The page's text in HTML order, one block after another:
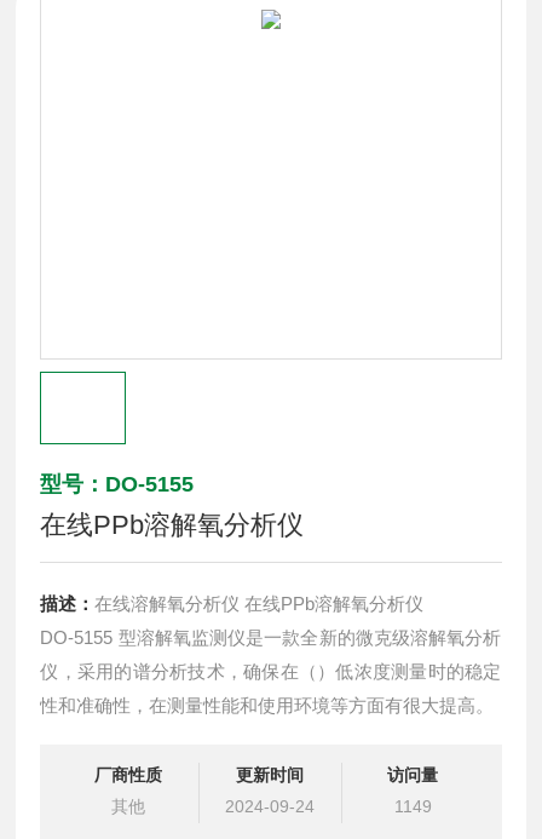
型号：DO-5155
在线PPb溶解氧分析仪
描述：在线溶解氧分析仪 在线PPb溶解氧分析仪
DO-5155 型溶解氧监测仪是一款全新的微克级溶解氧分析
仪，采用的谱分析技术，确保在（）低浓度测量时的稳定
性和准确性，在测量性能和使用环境等方面有很大提高。
厂商性质
其他
更新时间
2024-09-24
访问量
1149